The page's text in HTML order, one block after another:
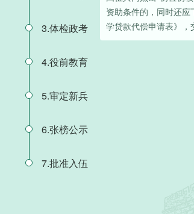
资助条件的，同时还
学贷款代偿申请表》，
3.体检政考
4.役前教育
5.审定新兵
6.张榜公示
7.批准入伍